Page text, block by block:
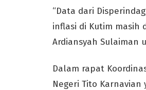
“Data dari
inflasi di Kutim masih
Ardiansyah Sulaiman
Dalam rapat
Negeri Tito